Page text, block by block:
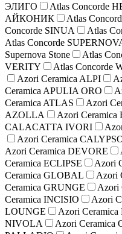
ЭЛИГО
Atlas Concorde
АЙКОНИК
Atlas
Concorde SINUA
Atlas
Atlas Concorde
Supernova Stone
Atlas
VERITY
Atlas Concorde
Azori Ceramica ALPI
Ceramica APULIA ORO
Ceramica ATLAS
Azori
AZOLLA
Azori Ceramica
CALACATTA IVORI
Azori Ceramica
Azori Ceramica DEVORE
Ceramica ECLIPSE
Azori
Ceramica GLOBAL
Azori
Ceramica GRUNGE
Azori
Ceramica INCISIO
Azori
LOUNGE
Azori
NIVOLA
Azori Ceramica